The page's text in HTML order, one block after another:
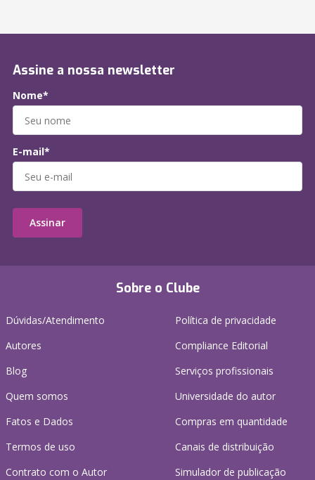
Sobre o Clube
Dúvidas/Atendimento
Autores
Blog
Quem somos
Fatos e Dados
Termos de uso
Contrato com o Autor
Política de privacidade
Compliance Editorial
Serviços profissionais
Universidade do autor
Compras em quantidade
Canais de distribuição
Simulador de publicação
Assine a nossa newsletter
Nome*
E-mail*
Assinar